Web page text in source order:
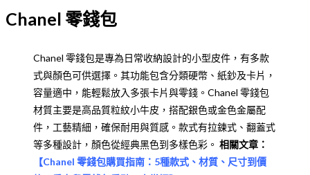
Chanel 零錢包
Chanel 零錢包是專為日常收納設計的小型皮件，有多款
式與顏色可供選擇。其功能包含分類硬幣、紙鈔及卡片，
容量適中，能輕鬆放入多張卡片與零錢。Chanel 零錢包
材質主要是高品質粒紋小牛皮，搭配銀色或金色金屬配
件，工藝精細，確保耐用與質感。款式有拉鍊式、翻蓋式
等多種設計，顏色從經典黑色到多樣色彩。 相關文章：
【Chanel 零錢包購買指南：5種款式、材質、尺寸到價